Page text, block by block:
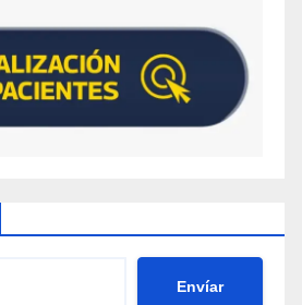
Envíar